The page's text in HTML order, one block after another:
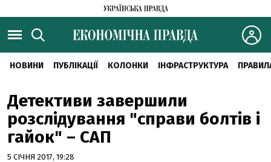
НОВИНИ ПУБЛІКАЦІЇ КОЛОНКИ ІНФРАСТРУКТУРА
Детективи завершили
розслідування "справи болтів і
гайок" – САП
5 СІЧНЯ 2017, 19:28